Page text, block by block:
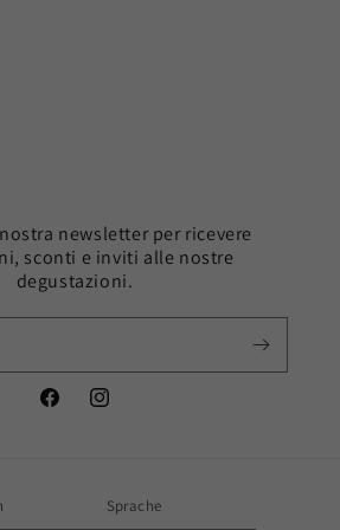
newsletter per ricevere
sconti e inviti alle nostre
degustazioni.
FacebookInstagram
Sprache